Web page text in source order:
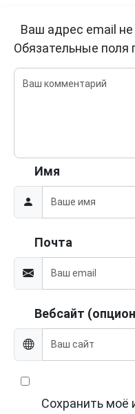
Ваш адрес email не
Обязательные поля
Имя
Почта
Вебсайт
Сохранить моё